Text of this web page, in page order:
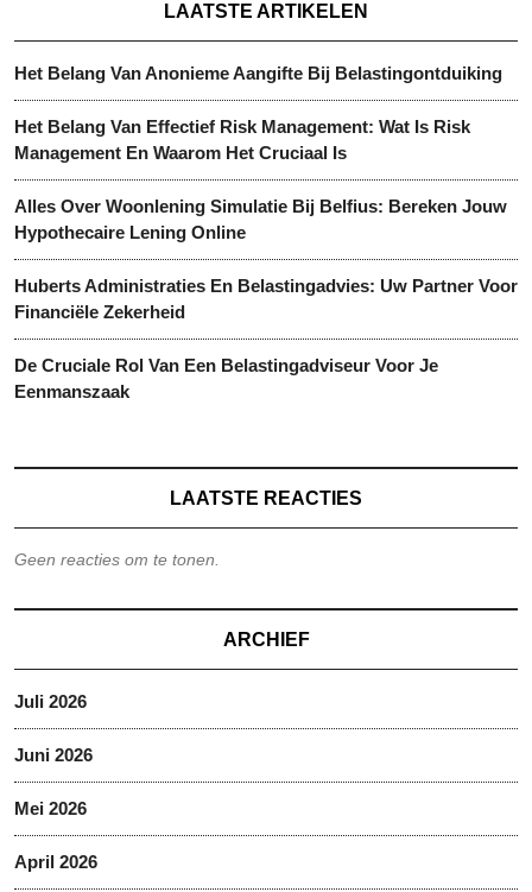
LAATSTE ARTIKELEN
Het Belang Van Anonieme Aangifte Bij Belastingontduiking
Het Belang Van Effectief Risk Management: Wat Is Risk
Management En Waarom Het Cruciaal Is
Alles Over Woonlening Simulatie Bij Belfius: Bereken Jouw
Hypothecaire Lening Online
Huberts Administraties En Belastingadvies: Uw Partner Voor
Financiële Zekerheid
De Cruciale Rol Van Een Belastingadviseur Voor Je
Eenmanszaak
LAATSTE REACTIES
Geen reacties om te tonen.
ARCHIEF
Juli 2026
Juni 2026
Mei 2026
April 2026